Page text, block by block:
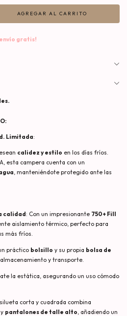
gratis!
Limitada:
calidez y estilo en los días fríos.
esta campera cuenta con un
, manteniéndote protegido ante las
calidad: Con un impresionante 750+ Fill
aislamiento térmico, perfecto para
más fríos.
práctico bolsillo y su propia bolsa de
y transporte.
la estática, asegurando un uso cómodo
corta y cuadrada combina
y pantalones de talle alto , añadiendo un